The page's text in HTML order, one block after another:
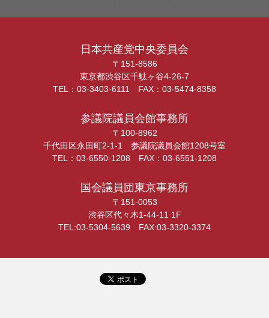
日本共産党中央委員会
〒151-8586
東京都渋谷区千駄ヶ谷4-26-7
TEL：03-3403-6111 FAX：03-5474-8358
参議院議員会館事務所
〒100-8962
千代田区永田町2-1-1 参議院議員会館1208号室
TEL：03-6550-1208 FAX：03-6551-1208
国会議員団東京事務所
〒151-0053
渋谷区代々木1-44-11 1F
TEL:03-5304-5639 FAX:03-3320-3374